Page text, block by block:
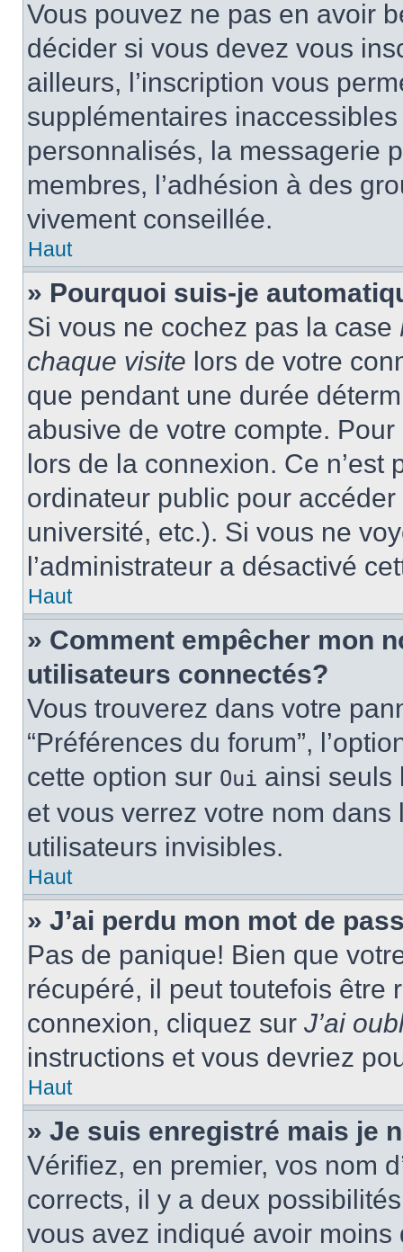
Vous pouvez ne pas en avoir
décider si vous devez vous
ailleurs, l’inscription vous
supplémentaires
personnalisés, la messagerie
membres, l’adhésion à des
vivement conseillée.
Haut
» Pourquoi suis-je
Si vous ne cochez pas la case
chaque visite lors de votre
que pendant une durée
abusive de votre compte.
lors de la connexion. Ce
ordinateur public pour
université, etc.). Si vous ne
l’administrateur a désactivé
Haut
» Comment empêcher mon
utilisateurs connectés?
Vous trouverez dans votre
“Préférences du forum”,
cette option sur Oui ainsi seuls
et vous verrez votre nom
utilisateurs invisibles.
Haut
» J’ai perdu mon mot de
Pas de panique! Bien que
récupéré, il peut toutefois être
connexion, cliquez sur J’ai
instructions et vous devriez
Haut
» Je suis enregistré mais je
Vérifiez, en premier, vos nom
corrects, il y a deux
vous avez indiqué avoir moins